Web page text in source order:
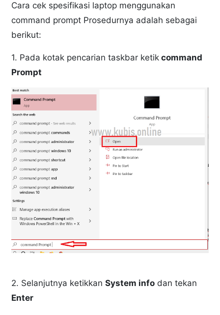
Cara cek spesifikasi laptop menggunakan
command prompt Prosedurnya adalah sebagai
berikut:
1. Pada kotak pencarian taskbar ketik command
Prompt
2. Selanjutnya ketikkanSystem info dan tekan
Enter